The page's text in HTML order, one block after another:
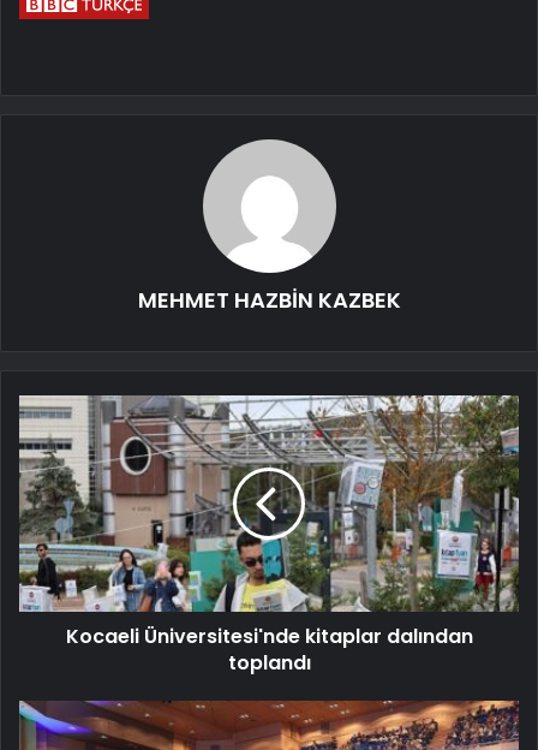
MEHMET HAZBİN KAZBEK
Kocaeli Üniversitesi'nde kitaplar dalından
toplandı